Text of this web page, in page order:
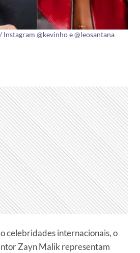
@kevinho e @leosantana
celebridades internacionais, o
Zayn Malik representam